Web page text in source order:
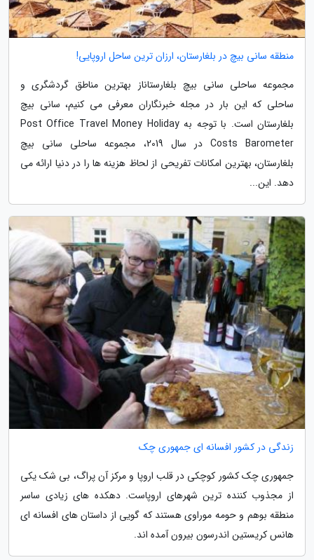
منطقه سانی بیچ در بلغارستان، ارزان ترین ساحل اروپایی!
مجموعه ساحلی سانی بیچ بلغارستاناز بهترین مناطق گردشگری و
ساحلی که این بار در مجله خبرنگاران معرفی می کنیم، سانی بیچ
بلغارستان است. با توجه به Post Office Travel Money Holiday
Costs Barometer در سال 2019، مجموعه ساحلی سانی بیچ
بلغارستان، بهترین امکانات تفریحی از لحاظ هزینه ها را در دنیا ارائه می
دهد. این...
زندگی در کشور افسانه ای جمهوری چک
جمهوری چک کشور کوچکی در قلب اروپا و مرکز آن پراگ، بی شک یکی
از مجذوب کننده ترین شهرهای اروپاست. دهکده های زیادی ساسر
منطقه بوهم و حومه موراوی هستند که گویی از داستان های افسانه ای
هانس کریستین اندرسون بیرون آمده اند.